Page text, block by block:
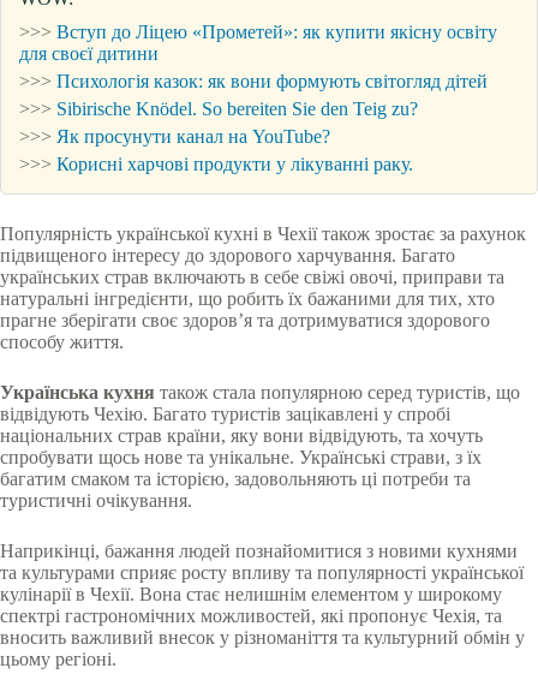
>>> Вступ до Ліцею «Прометей»: як купити якісну освіту
для своєї дитини
>>> Психологія казок: як вони формують світогляд дітей
>>> Sibirische Knödel. So bereiten Sie den Teig zu?
>>> Як просунути канал на YouTube?
>>> Корисні харчові продукти у лікуванні раку.
Популярність української кухні в Чехії також зростає за рахунок
підвищеного інтересу до здорового харчування. Багато
українських страв включають в себе свіжі овочі, приправи та
натуральні інгредієнти, що робить їх бажаними для тих, хто
прагне зберігати своє здоров’я та дотримуватися здорового
способу життя.
Українська кухня також стала популярною серед туристів, що
відвідують Чехію. Багато туристів зацікавлені у спробі
національних страв країни, яку вони відвідують, та хочуть
спробувати щось нове та унікальне. Українські страви, з їх
багатим смаком та історією, задовольняють ці потреби та
туристичні очікування.
Наприкінці, бажання людей познайомитися з новими кухнями
та культурами сприяє росту впливу та популярності української
кулінарії в Чехії. Вона стає нелишнім елементом у широкому
спектрі гастрономічних можливостей, які пропонує Чехія, та
вносить важливий внесок у різноманіття та культурний обмін у
цьому регіоні.